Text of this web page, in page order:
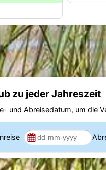
zu jeder Jahreszeit
und Abreisedatum, um die